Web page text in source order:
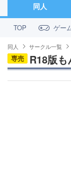
同人
TOP ゲー
同人 サークル一覧
専売 R18版